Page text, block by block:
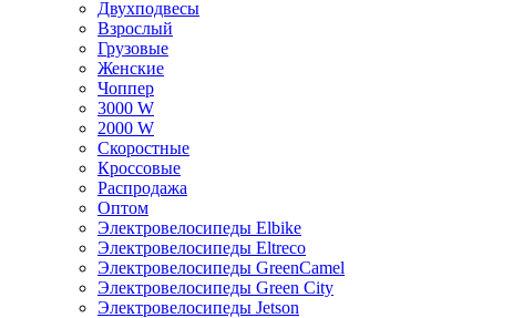
Двухподвесы
Взрослый
Грузовые
Женские
Чоппер
3000 W
2000 W
Скоростные
Кроссовые
Распродажа
Оптом
Электровелосипеды Elbike
Электровелосипеды Eltreco
Электровелосипеды GreenCamel
Электровелосипеды Green City
Электровелосипеды Jetson